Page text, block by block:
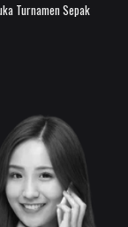
Turnamen Sepak